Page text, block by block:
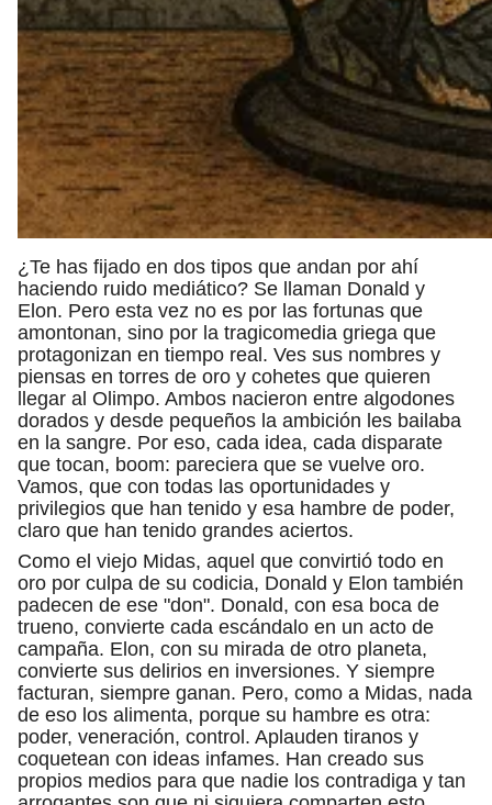
¿Te has fijado en dos tipos que andan por ahí
haciendo ruido mediático? Se llaman Donald y
Elon. Pero esta vez no es por las fortunas que
amontonan, sino por la tragicomedia griega que
protagonizan en tiempo real. Ves sus nombres y
piensas en torres de oro y cohetes que quieren
llegar al Olimpo. Ambos nacieron entre algodones
dorados y desde pequeños la ambición les bailaba
en la sangre. Por eso, cada idea, cada disparate
que tocan, boom: pareciera que se vuelve oro.
Vamos, que con todas las oportunidades y
privilegios que han tenido y esa hambre de poder,
claro que han tenido grandes aciertos.
Como el viejo Midas, aquel que convirtió todo en
oro por culpa de su codicia, Donald y Elon también
padecen de ese "don". Donald, con esa boca de
trueno, convierte cada escándalo en un acto de
campaña. Elon, con su mirada de otro planeta,
convierte sus delirios en inversiones. Y siempre
facturan, siempre ganan. Pero, como a Midas, nada
de eso los alimenta, porque su hambre es otra:
poder, veneración, control. Aplauden tiranos y
coquetean con ideas infames. Han creado sus
propios medios para que nadie los contradiga y tan